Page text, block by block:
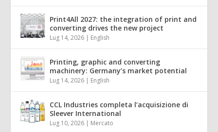
Print4All 2027: the integration of print and
converting drives the new project
Lug 14, 2026 | English
Printing, graphic and converting
machinery: Germany’s market potential
Lug 14, 2026 | English
CCL Industries completa l’acquisizione di
Sleever International
Lug 10, 2026 | Mercato